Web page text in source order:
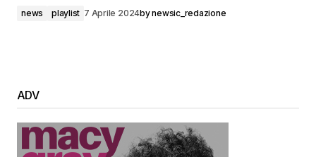
news playlist 7 Aprile 2024bynewsic_redazione
ADV